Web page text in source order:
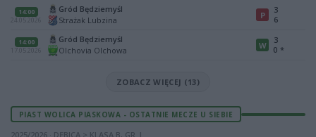
14:00
24.05.2026
Gród Będziemyśl
Strażak Lubzina
P
3
6
14:00
17.05.2026
Gród Będziemyśl
Olchovia Olchowa
W
3
0 *
ZOBACZ WIĘCEJ (13)
PIAST WOLICA PIASKOWA - OSTATNIE MECZE U SIEBIE
2025/2026 · DĘBICA > KLASA B, GR. I